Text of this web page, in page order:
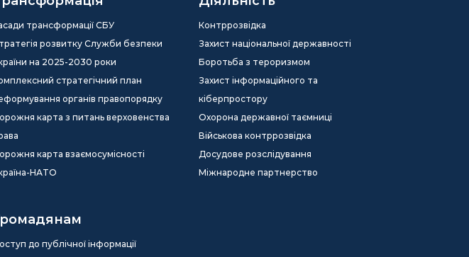
трансформації СБУ
розвитку Служби безпеки
на 2025-2030 роки
стратегічний план
органів правопорядку
карта з питань верховенства
карта взаємосумісності
НАТО
Контррозвідка
Захист національної державності
Боротьба з тероризмом
Захист інформаційного та
кіберпростору
Охорона державної таємниці
Військова контррозвідка
Досудове розслідування
Міжнародне партнерство
до публічної інформації